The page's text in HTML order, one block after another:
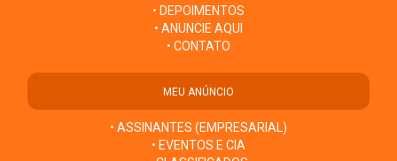
• DEPOIMENTOS
• ANUNCIE AQUI
• CONTATO
MEU ANÚNCIO
• ASSINANTES (EMPRESARIAL)
• EVENTOS E CIA